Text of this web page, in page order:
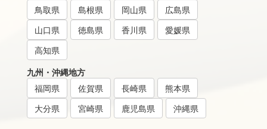
鳥取県
島根県 岡山県
広島県
山口県
徳島県 香川県
愛媛県
高知県
九州・沖縄地方
福岡県
佐賀県 長崎県
熊本県
大分県
宮崎県 鹿児島県 沖縄県